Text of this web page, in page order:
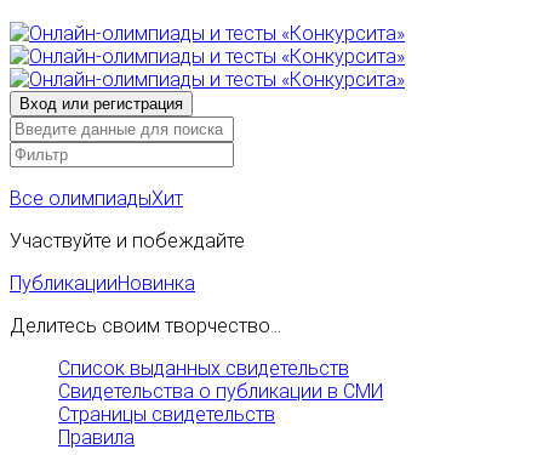
Все олимпиадыХит
Участвуйте и побеждайте
ПубликацииНовинка
Делитесь своим творчество...
Список выданных свидетельств
Свидетельства о публикации в СМИ
Страницы свидетельств
Правила